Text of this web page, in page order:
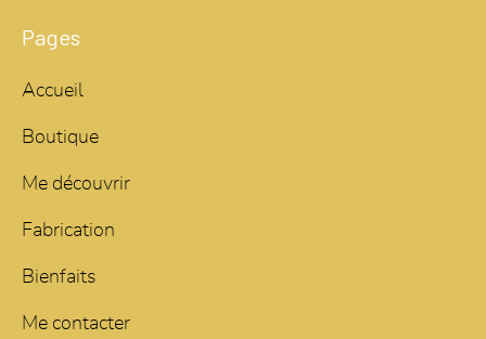
Pages
Accueil
Boutique
Me découvrir
Fabrication
Bienfaits
Me contacter